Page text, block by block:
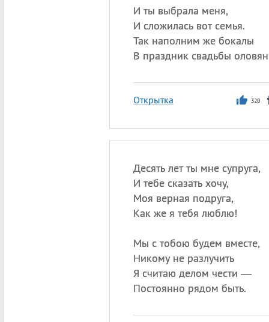
И ты выбрала меня,
И сложилась вот семья.
Так наполним же бокалы
В праздник свадьбы
Открытка 320
Десять лет ты мне супруга,
И тебе сказать хочу,
Моя верная подруга,
Как же я тебя люблю!
Мы с тобою будем вместе,
Никому не разлучить
Я считаю делом чести —
Постоянно рядом быть.